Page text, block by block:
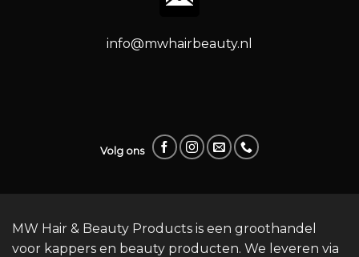
info@mwhairbeauty.nl
Volg ons
MW Hair & Beauty Products is een groothandel
voor kappers en beauty producten. We leveren via